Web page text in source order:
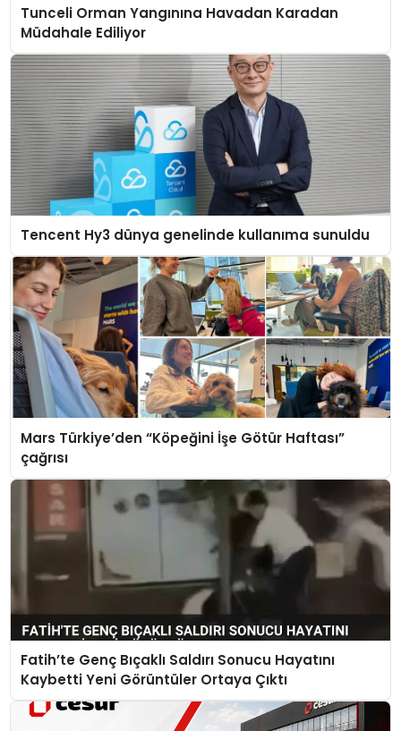
Tunceli Orman Yangınına Havadan Karadan
Müdahale Ediliyor
Tencent Hy3 dünya genelinde kullanıma sunuldu
Mars Türkiye’den “Köpeğini İşe Götür Haftası”
çağrısı
Fatih’te Genç Bıçaklı Saldırı Sonucu Hayatını
Kaybetti Yeni Görüntüler Ortaya Çıktı